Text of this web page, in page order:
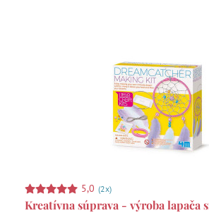
5,0 (2x)
Kreatívna súprava - výroba lapača